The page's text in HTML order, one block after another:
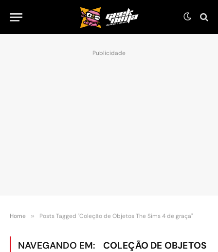
Publicidade
Home » Posts Tagged "Coleção de Objetos The Sims 4 de graça"
NAVEGANDO EM:
COLEÇÃO DE OBJETOS